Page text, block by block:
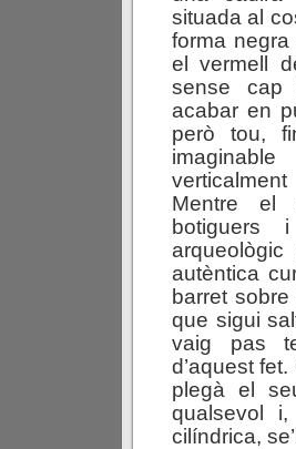
situada al
forma
el vermell
sense cap
acabar en
però tou,
Mentre el
botiguers
autèntica
barret
que sigui
vaig pas
d’aquest
plegà el
qualsevol
cilíndrica,